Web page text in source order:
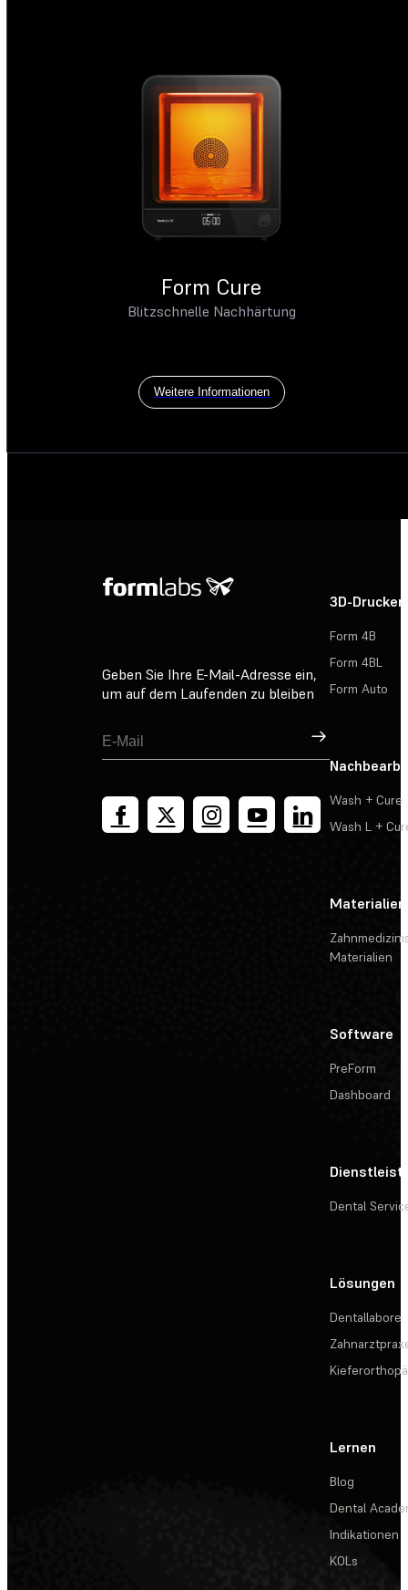
Form Cure
Blitzschnelle Nachhärtung
Weitere Informationen
Geben Sie Ihre E-Mail-Adresse ein,
um auf dem Laufenden zu bleiben
Registrieren
3D-Drucker
Form 4B
Form 4BL
Form Auto
Wash + Cure
Wash L +
Materialien
Materialien
Software
PreForm
Dashboard
Dental
Lösungen
Dentallabore
Lernen
Blog
Dental
Indikationen
KOLs